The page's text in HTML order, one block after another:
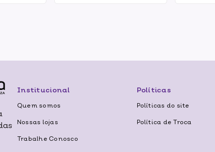
Institucional
Quem somos
Nossas lojas
Trabalhe Conosco
Políticas
Políticas do site
Política de Troca